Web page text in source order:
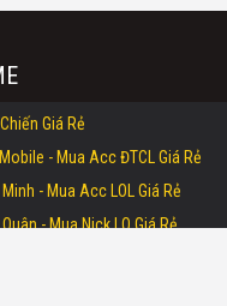
Giá Rẻ
- Mua Acc ĐTCL Giá Rẻ
- Mua Acc LOL Giá Rẻ
- Mua Nick LQ Giá Rẻ